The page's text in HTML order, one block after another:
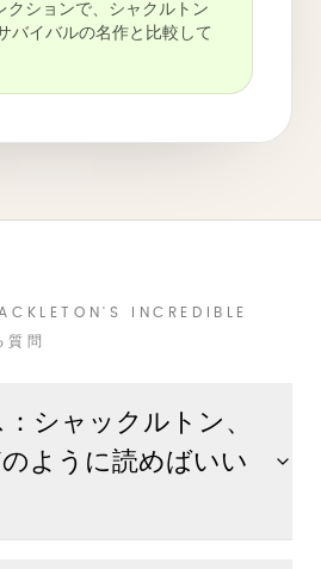
ションで、シャクルトン
バイバルの名作と比較して
INCREDIBLE
質問
シャックルトン、
ように読めばいい